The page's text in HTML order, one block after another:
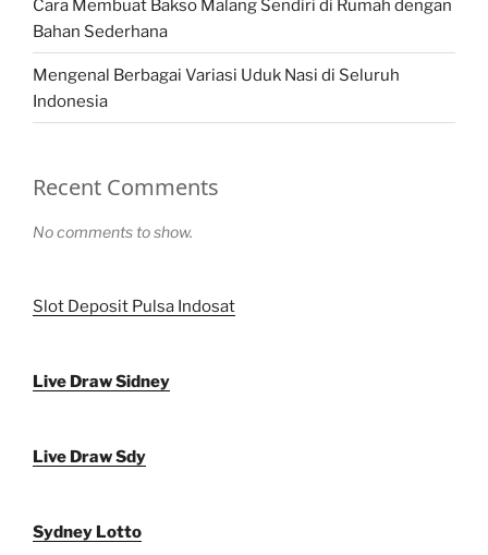
Cara Membuat Bakso Malang Sendiri di Rumah dengan
Bahan Sederhana
Mengenal Berbagai Variasi Uduk Nasi di Seluruh
Indonesia
Recent Comments
No comments to show.
Slot Deposit Pulsa Indosat
Live Draw Sidney
Live Draw Sdy
Sydney Lotto